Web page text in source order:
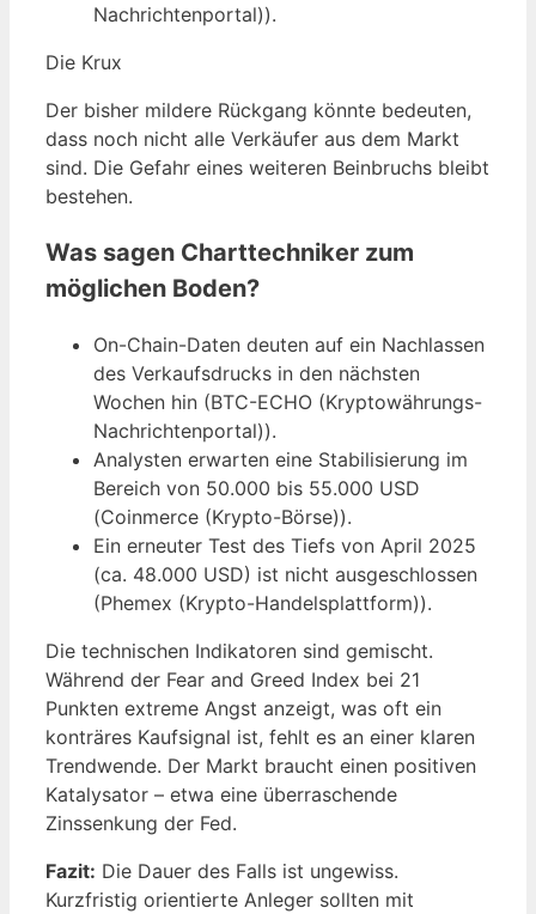
Nachrichtenportal)).
Die Krux
Der bisher mildere Rückgang könnte bedeuten,
dass noch nicht alle Verkäufer aus dem Markt
sind. Die Gefahr eines weiteren Beinbruchs bleibt
bestehen.
Was sagen Charttechniker zum
möglichen Boden?
On-Chain-Daten deuten auf ein Nachlassen
des Verkaufsdrucks in den nächsten
Wochen hin (BTC-ECHO (Kryptowährungs-
Nachrichtenportal)).
Analysten erwarten eine Stabilisierung im
Bereich von 50.000 bis 55.000 USD
(Coinmerce (Krypto-Börse)).
Ein erneuter Test des Tiefs von April 2025
(ca. 48.000 USD) ist nicht ausgeschlossen
(Phemex (Krypto-Handelsplattform)).
Die technischen Indikatoren sind gemischt.
Während der Fear and Greed Index bei 21
Punkten extreme Angst anzeigt, was oft ein
konträres Kaufsignal ist, fehlt es an einer klaren
Trendwende. Der Markt braucht einen positiven
Katalysator – etwa eine überraschende
Zinssenkung der Fed.
Fazit: Die Dauer des Falls ist ungewiss.
Kurzfristig orientierte Anleger sollten mit